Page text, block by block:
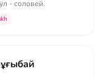
- соловей.